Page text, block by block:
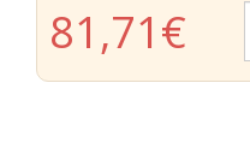
81,71€